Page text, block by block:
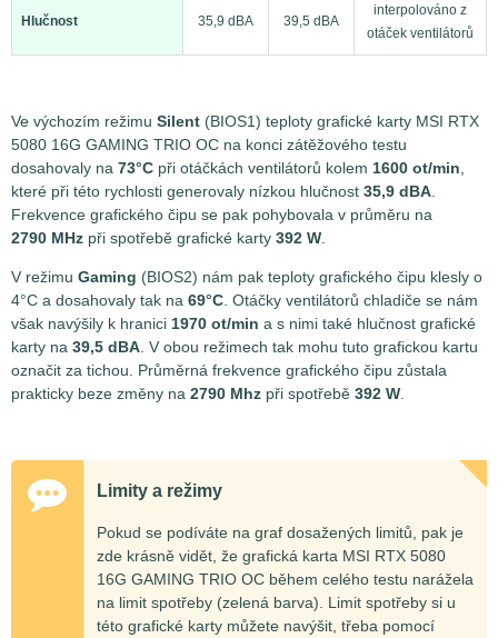
Hlučnost 35,9 dBA 39,5 dBA
interpolováno z
otáček ventilátorů
Ve výchozím režimu Silent (BIOS1) teploty grafické karty MSI RTX
5080 16G GAMING TRIO OC na konci zátěžového testu
dosahovaly na 73°C při otáčkách ventilátorů kolem 1600 ot/min
které při této rychlosti generovaly nízkou hlučnost 35,9 dBA
Frekvence grafického čipu se pak pohybovala v průměru na
2790 MHz při spotřebě grafické karty 392 W
V režimu Gaming (BIOS2) nám pak teploty grafického čipu klesly o
4°C a dosahovaly tak na 69°C . Otáčky ventilátorů chladiče se nám
však navýšily k hranici 1970 ot/min a s nimi také hlučnost grafické
karty na 39,5 dBA . V obou režimech tak mohu tuto grafickou kartu
označit za tichou. Průměrná frekvence grafického čipu zůstala
prakticky beze změny na 2790 Mhz při spotřebě 392 W
Limity a režimy
Pokud se podíváte na graf dosažených limitů, pak je
zde krásně vidět, že grafická karta MSI RTX 5080
16G GAMING TRIO OC během celého testu narážela
na limit spotřeby (zelená barva). Limit spotřeby si u
této grafické karty můžete navýšit, třeba pomocí